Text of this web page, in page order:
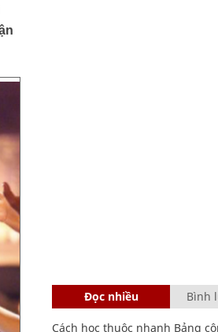
Đọc nhiều Bình
Cách học thuộc nhanh Bảng